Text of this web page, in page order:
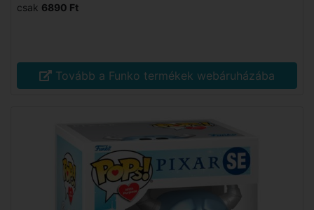
csak 6890 Ft
Tovább a Funko termékek webáruházába